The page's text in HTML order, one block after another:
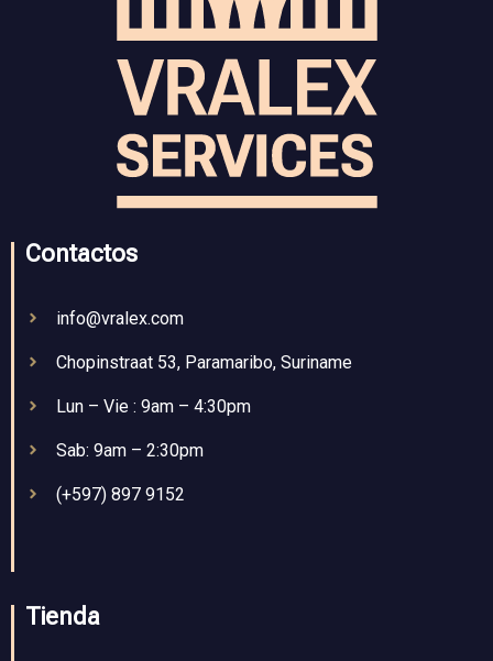
Contactos
info@vralex.com
Chopinstraat 53, Paramaribo, Suriname
Lun – Vie : 9am – 4:30pm
Sab: 9am – 2:30pm
(+597) 897 9152
Tienda